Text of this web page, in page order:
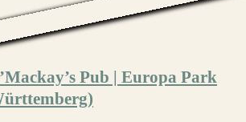
Pub | Europa Park